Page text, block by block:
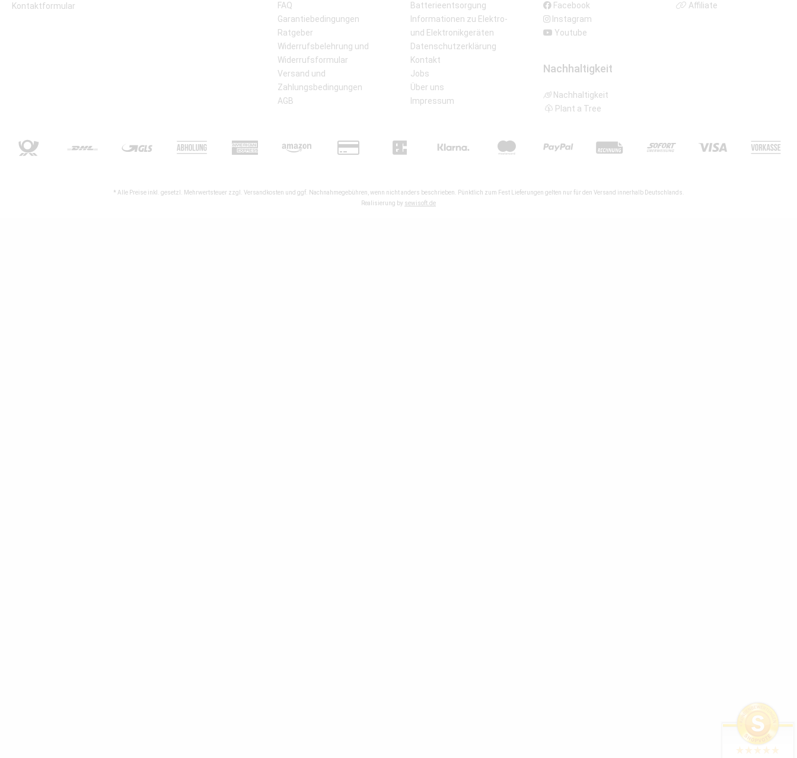
Kontaktformular
FAQ
Garantiebedingungen
Ratgeber
Widerrufsbelehrung und
Widerrufsformular
Versand und
Zahlungsbedingungen
AGB
Batterieentsorgung
Informationen zu Elektro-
und Elektronikgeräten
Datenschutzerklärung
Kontakt
Jobs
Über uns
Impressum
Facebook
Instagram
Youtube
Nachhaltigkeit
Nachhaltigkeit
Plant a Tree
Affiliate
* Alle Preise inkl. gesetzl. Mehrwertsteuer zzgl. Versandkosten und ggf. Nachnahmegebühren, wenn nicht anders beschrieben. Pünktlich zum Fest Lieferungen gelten nur für den Versand innerhalb Deutschlands.
Realisierung by sewisoft.de